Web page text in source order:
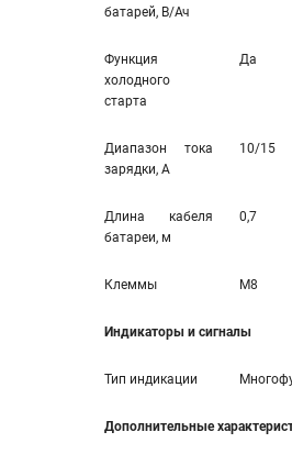
батарей, В/Ач
Функция
холодного
старта
Да
Диапазон тока
зарядки, А
10/15
Длина кабеля
батареи, м
0,7
Клеммы M8
Индикаторы и сигналы
Тип индикации
Дополнительные